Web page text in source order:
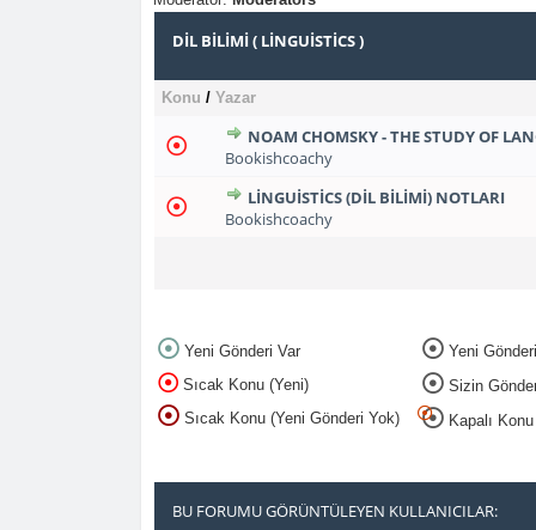
DIL BILIMI ( LINGUISTICS )
Konu / Yazar
NOAM CHOMSKY - THE STUDY OF
Bookishcoachy
0 Oy(lar) - Ortalama 5
123
LINGUISTICS (DIL BILIMI) NOTLARI
Bookishcoachy
0 Oy(lar) - Ortalama 5
1
Yeni Gönderi Var
Sıcak Konu (Yeni)
Sıcak Konu (Yeni Gönderi Yok)
Yeni
Sizin
Kapalı Konu
BU FORUMU GÖRÜNTÜLEYEN KULLANICILAR: